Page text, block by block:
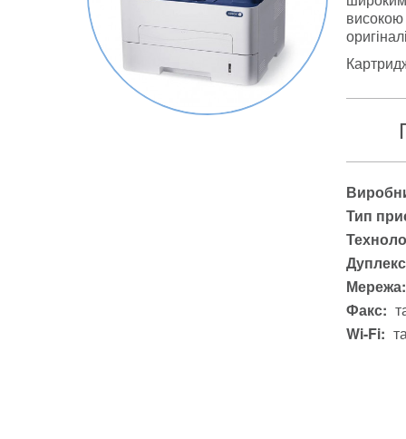
Тип
Мережа:
Факс:
Wi-Fi: